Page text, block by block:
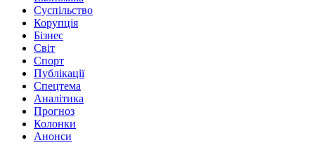
Суспільство
Корупція
Бізнес
Світ
Спорт
Публікації
Спецтема
Аналітика
Прогноз
Колонки
Анонси